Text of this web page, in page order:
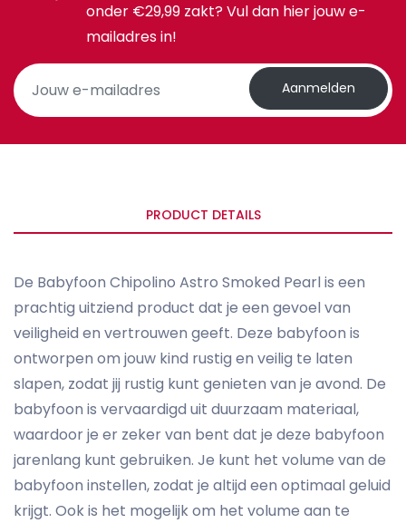
onder €29,99 zakt? Vul dan hier jouw e-
mailadres in!
Aanmelden
PRODUCT DETAILS
De Babyfoon Chipolino Astro Smoked Pearl is een
prachtig uitziend product dat je een gevoel van
veiligheid en vertrouwen geeft. Deze babyfoon is
ontworpen om jouw kind rustig en veilig te laten
slapen, zodat jij rustig kunt genieten van je avond. De
babyfoon is vervaardigd uit duurzaam materiaal,
waardoor je er zeker van bent dat je deze babyfoon
jarenlang kunt gebruiken. Je kunt het volume van de
babyfoon instellen, zodat je altijd een optimaal geluid
krijgt. Ook is het mogelijk om het volume aan te